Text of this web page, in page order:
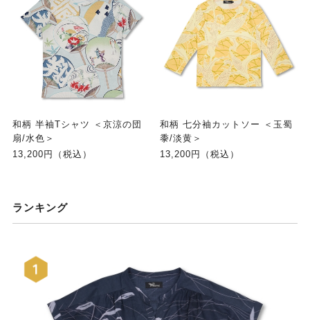
和柄 半袖Tシャツ ＜京涼の団
扇/水色＞
13,200円（税込）
和柄 七分袖カットソー ＜玉蜀
黍/淡黄＞
13,200円（税込）
ランキング